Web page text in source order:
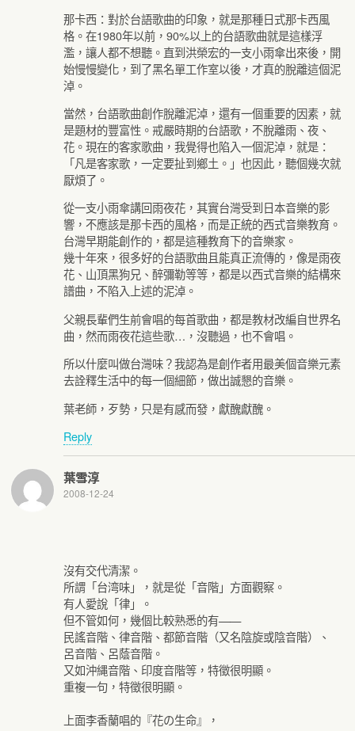
那卡西：對於台語歌曲的印象，就是那種日式那卡西風
格。在1980年以前，90%以上的台語歌曲就是這樣浮
濫，讓人都不想聽。直到洪榮宏的一支小雨傘出來後，開
始慢慢變化，到了黑名單工作室以後，才真的脫離這個泥
淖。
當然，台語歌曲創作脫離泥淖，還有一個重要的因素，就
是題材的豐富性。戒嚴時期的台語歌，不脫離雨、夜、
花。現在的客家歌曲，我覺得也陷入一個泥淖，就是：
「凡是客家歌，一定要扯到鄉土。」也因此，聽個幾次就
厭煩了。
從一支小雨傘講回雨夜花，其實台灣受到日本音樂的影
響，不應該是那卡西的風格，而是正統的西式音樂教育。
台灣早期能創作的，都是這種教育下的音樂家。
幾十年來，很多好的台語歌曲且能真正流傳的，像是雨夜
花、山頂黑狗兄、醉彌勒等等，都是以西式音樂的結構來
譜曲，不陷入上述的泥淖。
父親長輩們生前會唱的每首歌曲，都是教材改編自世界名
曲，然而雨夜花這些歌…，沒聽過，也不會唱。
所以什麼叫做台灣味？我認為是創作者用最美個音樂元素
去詮釋生活中的每一個細節，做出誠懇的音樂。
葉老師，歹勢，只是有感而發，獻醜獻醜。
Reply
葉雪淳
2008-12-24
沒有交代清潔。
所謂「台湾味」，就是從「音階」方面觀察。
有人愛說「律」。
但不管如何，幾個比較熟悉的有——
民謠音階、律音階、都節音階（又名陰旋或陰音階）、
呂音階、呂蔭音階。
又如沖縄音階、印度音階等，特徵很明顯。
重複一句，特徵很明顯。
上面李香蘭唱的『花の生命』，